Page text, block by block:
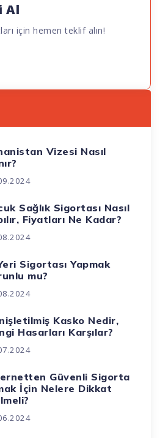
Vizesi Nasıl
Sağlık Sigortası Nasıl
Fiyatları Ne Kadar?
Sigortası Yapmak
mu?
Kasko Nedir,
Hasarları Karşılar?
Güvenli Sigorta
İçin Nelere Dikkat
Al
için hemen teklif alın!